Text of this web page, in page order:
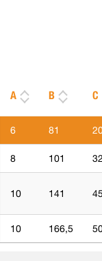
A B C
6 81
8 101 32
10 141 45
10 166,5